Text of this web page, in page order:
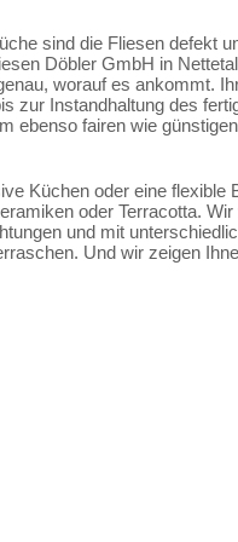
sind die Fliesen defekt
Döbler GmbH in
worauf es ankommt.
zur Instandhaltung des
ebenso fairen wie
Küchen oder eine flexible
oder Terracotta.
und mit
Und wir zeigen